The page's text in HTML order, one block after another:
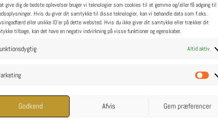
give dig de bedste oplevelser bruger vi teknologier som cookies til at gemme og/eller få adgang til
Hvis du giver dit samtykke til disse teknologier, kan vi behandle data som f.eks.
eller unikke ID'er på dette websted. Hvis du ikke giver dit samtykke eller trækker dit
tilbage, kan det have en negativ indvirkning på visse funktioner og egenskaber.
Altid aktiv
Godkend Afvis Gem præferencer